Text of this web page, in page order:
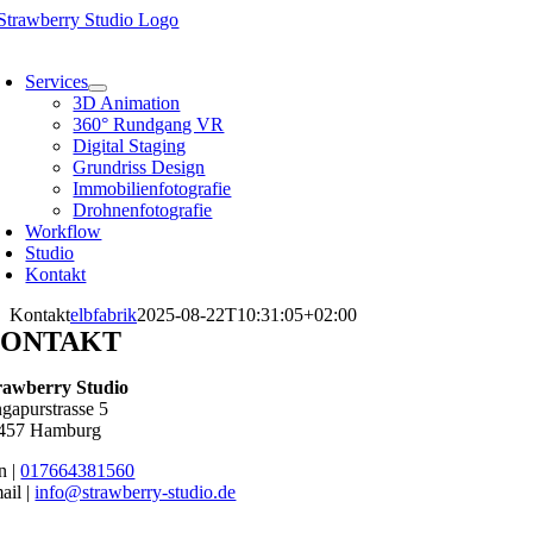
Skip
Services
3D Animation
360° Rundgang VR
Digital Staging
Grundriss Design
Immobilienfotografie
Drohnenfotografie
Workflow
Studio
Kontakt
Kontaktelbfabrik2025-08-22T10:31:05+02:00
Studio
5
Hamburg
|017664381560
|info@strawberry-studio.de